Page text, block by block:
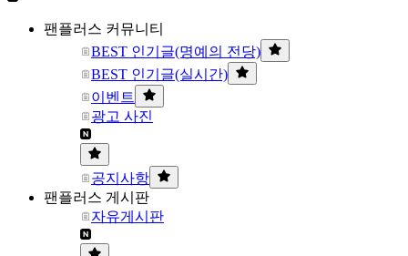
팬플러스 커뮤니티
BEST 인기글(명예의 전당)
BEST 인기글(실시간)
이벤트
광고 사진
공지사항
팬플러스 게시판
자유게시판